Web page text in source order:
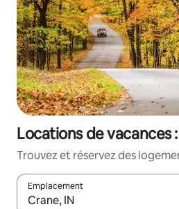
Locations de vacances
Trouvez et réservez des
Emplacement
Quand les résultats sont